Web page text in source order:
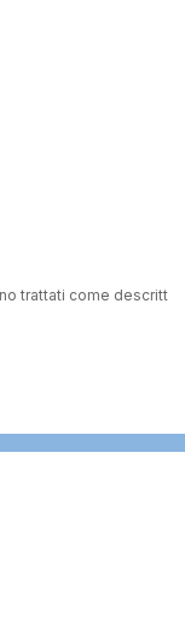
trattati come descritto